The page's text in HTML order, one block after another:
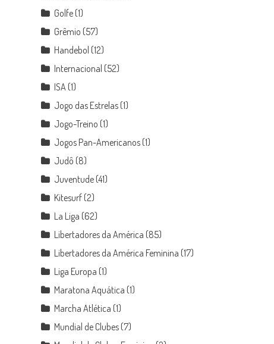
Golfe (1)
Grêmio (57)
Handebol (12)
Internacional (52)
ISA (1)
Jogo das Estrelas (1)
Jogo-Treino (1)
Jogos Pan-Americanos (1)
Judô (8)
Juventude (41)
Kitesurf (2)
La Liga (62)
Libertadores da América (85)
Libertadores da América Feminina (17)
Liga Europa (1)
Maratona Aquática (1)
Marcha Atlética (1)
Mundial de Clubes (7)